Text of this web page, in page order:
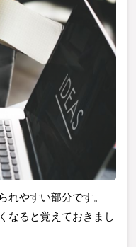
れやすい部分です。
なると覚えておきまし